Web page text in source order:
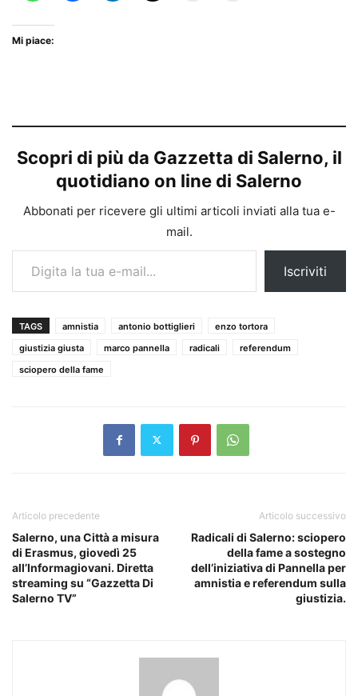
Mi piace:
Scopri di più da Gazzetta di Salerno, il
quotidiano on line di Salerno
Abbonati per ricevere gli ultimi articoli inviati alla tua e-
mail.
Digita la tua e-mail...
Iscriviti
TAGS amnistia antonio bottiglieri
enzo tortora
giustizia giusta
marco pannella radicali
referendum
sciopero della fame
Articolo precedente
Salerno, una Città a misura
di Erasmus, giovedì 25
all’Informagiovani. Diretta
streaming su “Gazzetta Di
Salerno TV”
Articolo successivo
Radicali di Salerno: sciopero
della fame a sostegno
dell’iniziativa di Pannella per
amnistia e referendum sulla
giustizia.